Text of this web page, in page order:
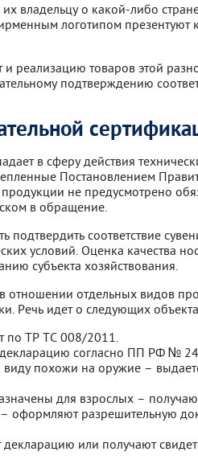
владельцу о какой-либо
логотипом презентуют
реализацию товаров этой
подтверждению
в сферу действия
Постановлением
не предусмотрено
в обращение.
соответствие
условий. Оценка качества
субъекта хозяйствования.
отношении отдельных видов
Речь идет о следующих
по ТР ТС 008/2011.
согласно ПП РФ №
похожи на оружие –
для взрослых –
оформляют разрешительную
или получают